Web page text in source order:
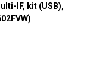
IF, kit (USB),